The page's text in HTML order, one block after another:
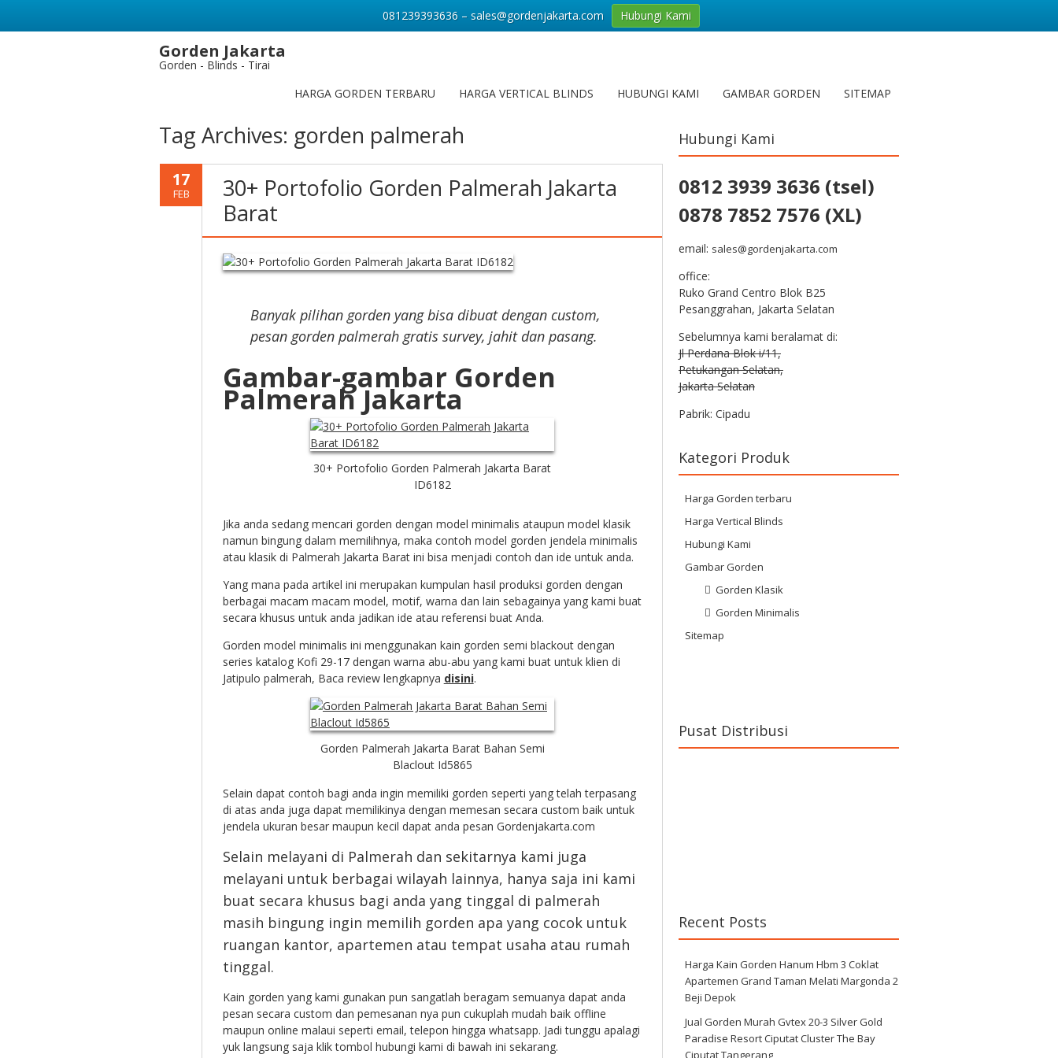
Gorden Jakarta
Gorden - Blinds - Tirai
HARGA GORDEN TERBARU
HARGA VERTICAL BLINDS HUBUNGI KAMI GAMBAR GORDEN SITEMAP
Tag Archives: gorden palmerah
17
FEB
30+ Portofolio Gorden Palmerah Jakarta
Barat
Banyak pilihan gorden yang bisa dibuat dengan custom,
pesan gorden palmerah gratis survey, jahit dan pasang.
Gambar-gambar Gorden
Palmerah Jakarta
30+ Portofolio Gorden Palmerah Jakarta Barat
ID6182
Jika anda sedang mencari gorden dengan model minimalis ataupun model klasik
namun bingung dalam memilihnya, maka contoh model gorden jendela minimalis
atau klasik di Palmerah Jakarta Barat ini bisa menjadi contoh dan ide untuk anda.
Yang mana pada artikel ini merupakan kumpulan hasil produksi gorden dengan
berbagai macam macam model, motif, warna dan lain sebagainya yang kami buat
secara khusus untuk anda jadikan ide atau referensi buat Anda.
Gorden model minimalis ini menggunakan kain gorden semi blackout dengan
series katalog Kofi 29-17 dengan warna abu-abu yang kami buat untuk klien di
Jatipulo palmerah, Baca review lengkapnya disini.
Gorden Palmerah Jakarta Barat Bahan Semi
Blaclout Id5865
Selain dapat contoh bagi anda ingin memiliki gorden seperti yang telah terpasang
di atas anda juga dapat memilikinya dengan memesan secara custom baik untuk
jendela ukuran besar maupun kecil dapat anda pesan Gordenjakarta.com
Selain melayani di Palmerah dan sekitarnya kami juga
melayani untuk berbagai wilayah lainnya, hanya saja ini kami
buat secara khusus bagi anda yang tinggal di palmerah
masih bingung ingin memilih gorden apa yang cocok untuk
ruangan kantor, apartemen atau tempat usaha atau rumah
tinggal.
Kain gorden yang kami gunakan pun sangatlah beragam semuanya dapat anda
pesan secara custom dan pemesanan nya pun cukuplah mudah baik offline
maupun online malaui seperti email, telepon hingga whatsapp. Jadi tunggu apalagi
yuk langsung saja klik tombol hubungi kami di bawah ini sekarang.
Hubungi Kami
0812 3939 3636 (tsel)
0878 7852 7576 (XL)
email: sales@gordenjakarta.com
office:
Ruko Grand Centro Blok B25
Pesanggrahan, Jakarta Selatan
Sebelumnya kami beralamat di:
Jl Perdana Blok i/11,
Petukangan Selatan,
Jakarta Selatan
Pabrik: Cipadu
Kategori Produk
Harga Gorden terbaru
Harga Vertical Blinds
Hubungi Kami
Gambar Gorden
Gorden Klasik
Gorden Minimalis
Sitemap
Pusat Distribusi
Recent Posts
Harga Kain Gorden Hanum Hbm 3 Coklat
Apartemen Grand Taman Melati Margonda 2
Beji Depok
Jual Gorden Murah Gvtex 20-3 Silver Gold
Paradise Resort Ciputat Cluster The Bay
Ciputat Tangerang
081239393636 – sales@gordenjakarta.com Hubungi Kami